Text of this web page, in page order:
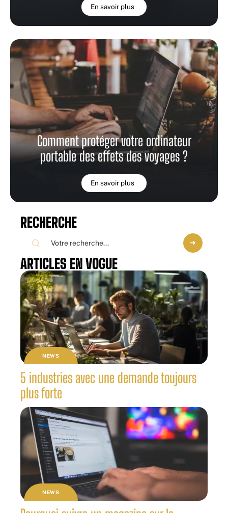
En savoir plus
Comment protéger votre ordinateur
portable des effets des voyages ?
En savoir plus
RECHERCHE
ARTICLES EN VOGUE
NEWS
5 industries avec une demande toujours
plus forte
NEWS